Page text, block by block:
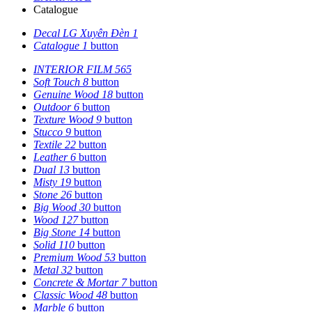
Catalogue
Decal LG Xuyên Đèn 1
Catalogue 1 button
INTERIOR FILM565
Soft Touch 8 button
Genuine Wood 18 button
Outdoor6 button
Texture Wood 9 button
Stucco 9 button
Textile 22 button
Leather6 button
Dual 13 button
Misty 19 button
Stone 26 button
Big Wood 30 button
Wood 127 button
Big Stone 14 button
Solid 110 button
Premium Wood 53 button
Metal 32 button
Concrete & Mortar 7 button
Classic Wood 48 button
Marble 6 button